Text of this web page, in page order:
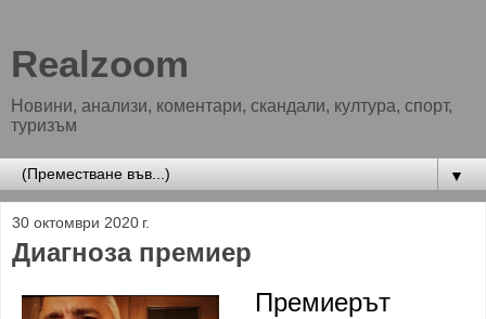
Realzoom
Новини, анализи, коментари, скандали, култура, спорт,
туризъм
▼
30 октомври 2020 г.
Диагноза премиер
Премиерът